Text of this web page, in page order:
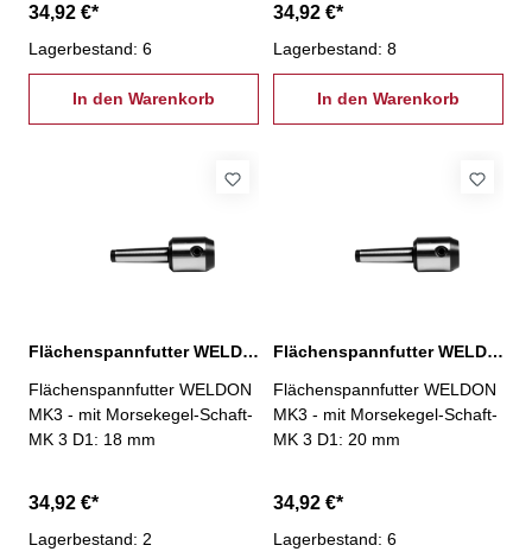
34,92 €*
Lagerbestand: 6
In den Warenkorb
34,92 €*
Lagerbestand: 8
In den Warenkorb
Flächenspannfutter WELDON, MK 3 / D: 18 mm
Flächenspannfutter WELDON
MK3 - mit Morsekegel-Schaft-
MK 3 D1: 18 mm
34,92 €*
Lagerbestand: 2
Flächenspannfutter WELDON, MK 3 / D: 20 mm
Flächenspannfutter WELDON
MK3 - mit Morsekegel-Schaft-
MK 3 D1: 20 mm
34,92 €*
Lagerbestand: 6